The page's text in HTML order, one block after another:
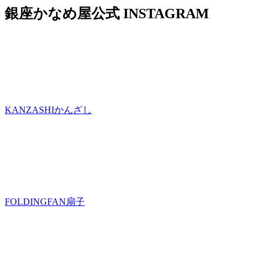
銀座かなめ屋公式 INSTAGRAM
KANZASHIかんざし
FOLDINGFAN扇子